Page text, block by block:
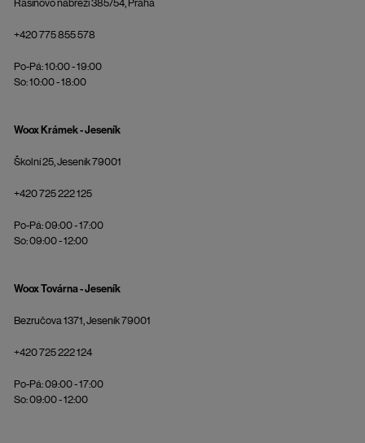
Rašínovo nábřeží 385/54, Praha
+420 775 855 578
Po-Pá: 10:00 - 19:00
So: 10:00 - 18:00
Woox Krámek - Jeseník
Školní 25, Jeseník 79001
+420 725 222 125
Po-Pá: 09:00 - 17:00
So: 09:00 - 12:00
Woox Továrna - Jeseník
Bezručova 1371, Jeseník 79001
+420 725 222 124
Po-Pá: 09:00 - 17:00
So: 09:00 - 12:00